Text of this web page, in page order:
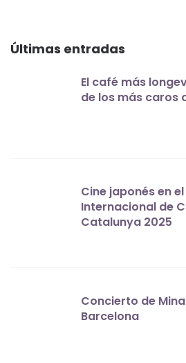
Últimas entradas
El café más
de los más caros
Cine japonés en
Internacional de
Catalunya 2025
Concierto de
Barcelona